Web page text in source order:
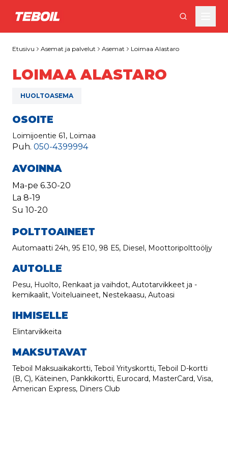
Siirry pääsisältöön
Etusivu Asemat ja palvelut Asemat Loimaa Alastaro
LOIMAA ALASTARO
HUOLTOASEMA
OSOITE
Loimijoentie 61, Loimaa
Puh. 050-4399994
AVOINNA
Ma-pe 6.30-20
La 8-19
Su 10-20
POLTTOAINEET
Automaatti 24h, 95 E10, 98 E5, Diesel, Moottoripolttoöljy
AUTOLLE
Pesu, Huolto, Renkaat ja vaihdot, Autotarvikkeet ja -
kemikaalit, Voiteluaineet, Nestekaasu, Autoasi
IHMISELLE
Elintarvikkeita
MAKSUTAVAT
Teboil Maksuaikakortti, Teboil Yrityskortti, Teboil D-kortti
(B, C), Käteinen, Pankkikortti, Eurocard, MasterCard, Visa,
American Express, Diners Club